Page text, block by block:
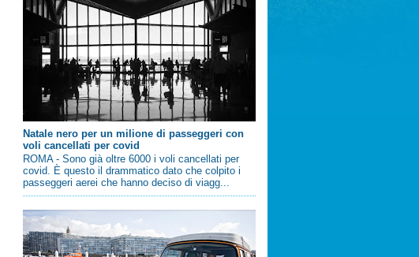
Natale nero per un milione di passeggeri con
voli cancellati per covid
ROMA - Sono già oltre 6000 i voli cancellati per
covid. È questo il drammatico dato che colpito i
passeggeri aerei che hanno deciso di viagg...